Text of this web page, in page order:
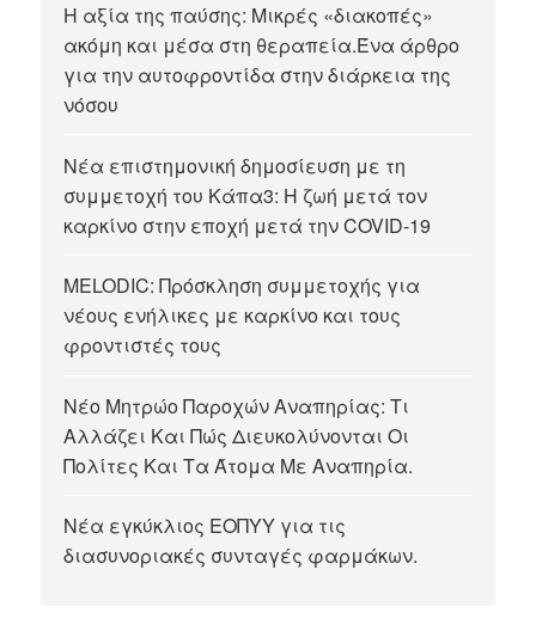
γ
ι
α
:
Η αξία της παύσης: Μικρές «διακοπές»
ακόμη και μέσα στη θεραπεία.Ένα άρθρο
για την αυτοφροντίδα στην διάρκεια της
νόσου
Νέα επιστημονική δημοσίευση με τη
συμμετοχή του Κάπα3: Η ζωή μετά τον
καρκίνο στην εποχή μετά την COVID-19
MELODIC: Πρόσκληση συμμετοχής για
νέους ενήλικες με καρκίνο και τους
φροντιστές τους
Νέο Μητρώο Παροχών Αναπηρίας: Τι
Αλλάζει Και Πώς Διευκολύνονται Οι
Πολίτες Και Τα Άτομα Με Αναπηρία.
Νέα εγκύκλιος ΕΟΠΥΥ για τις
διασυνοριακές συνταγές φαρμάκων.